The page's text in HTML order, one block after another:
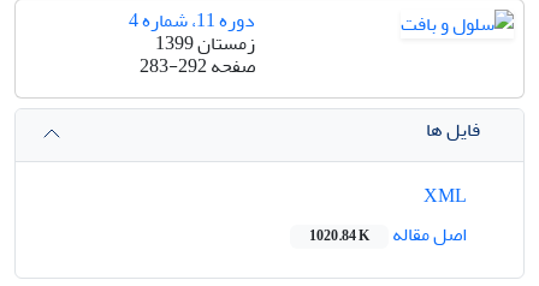
دوره 11، شماره 4
زمستان 1399
صفحه283-292
فایل ها
اصل مقاله
1020.84 K